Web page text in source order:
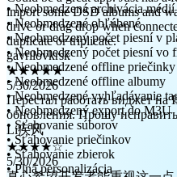
duplicate or triplicate.
gavrilovkrsk
★★★★★
5/30/2026
Перестал работать виджет на
обновления. Прошу исправить.
Li疾风
★★★★☆
5/30/2026
真心希望开发者能重视这一点
闪退；界面也有bug，尤其是
• Neobmedzená archivácia médií
• Neobmedzené obľúbené
• Neobmedzený počet piesní v
• Neobmedzený počet piesní vo
• Neobmedzené offline priečinky
• Neobmedzené offline albumy
• Neobmedzené vyhľadávanie
• Neobmedzený export do M3U
• Sťahovanie súborov
• Sťahovanie priečinkov
• Sťahovanie zbierok
• Plná personalizácia